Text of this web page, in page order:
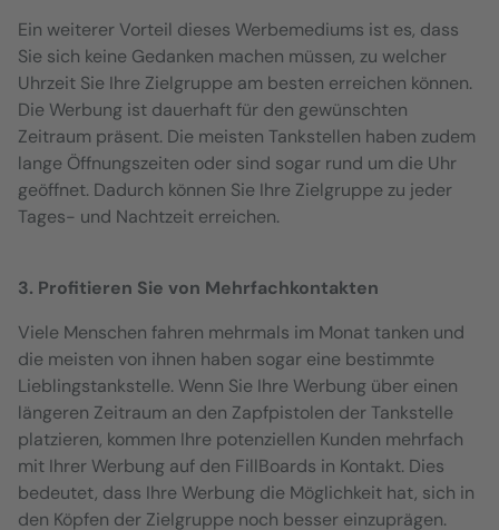
Ein weiterer Vorteil dieses Werbemediums ist es, dass
Sie sich keine Gedanken machen müssen, zu welcher
Uhrzeit Sie Ihre Zielgruppe am besten erreichen können.
Die Werbung ist dauerhaft für den gewünschten
Zeitraum präsent. Die meisten Tankstellen haben zudem
lange Öffnungszeiten oder sind sogar rund um die Uhr
geöffnet. Dadurch können Sie Ihre Zielgruppe zu jeder
Tages- und Nachtzeit erreichen.
3. Profitieren Sie von Mehrfachkontakten
Viele Menschen fahren mehrmals im Monat tanken und
die meisten von ihnen haben sogar eine bestimmte
Lieblingstankstelle. Wenn Sie Ihre Werbung über einen
längeren Zeitraum an den Zapfpistolen der Tankstelle
platzieren, kommen Ihre potenziellen Kunden mehrfach
mit Ihrer Werbung auf den FillBoards in Kontakt. Dies
bedeutet, dass Ihre Werbung die Möglichkeit hat, sich in
den Köpfen der Zielgruppe noch besser einzuprägen.